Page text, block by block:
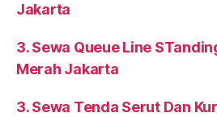
Jakarta
3. Sewa Queue Line
Merah Jakarta
3. Sewa Tenda Serut Dan